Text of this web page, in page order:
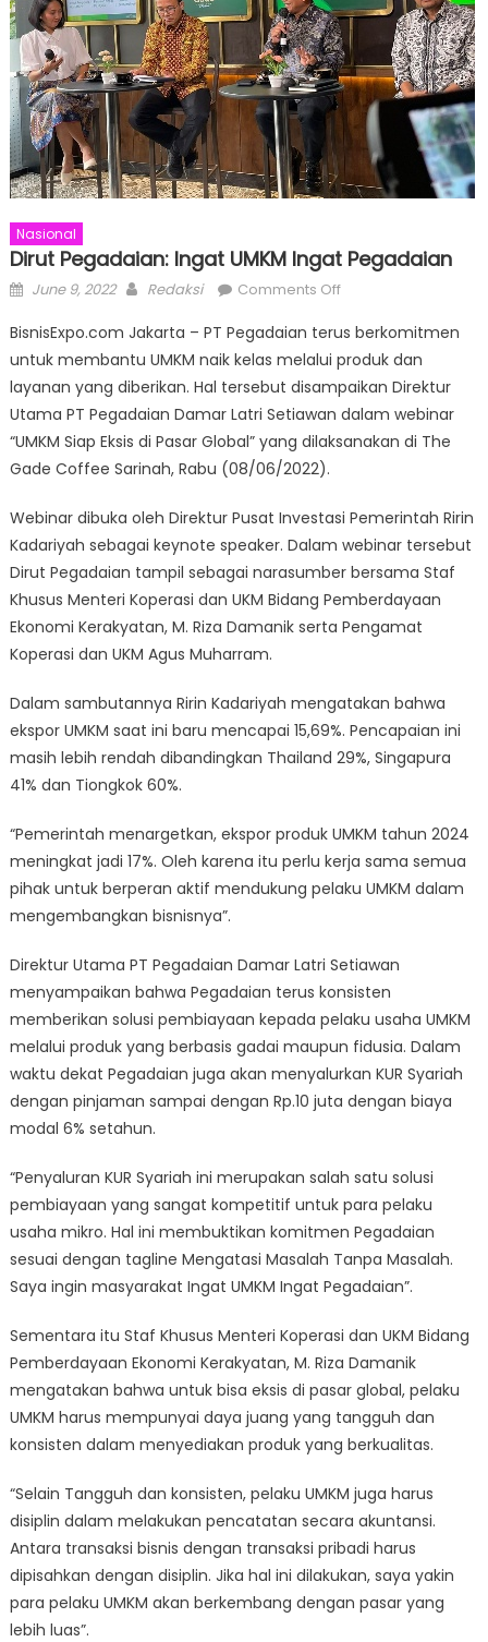
Nasional
Dirut Pegadaian: Ingat UMKM Ingat Pegadaian
Posted
June 9, 2022 Author
Redaksi Comments Offon
Pegadaian:
Ingat
UMKM
Ingat
Pegadaian
BisnisExpo.com Jakarta – PT Pegadaian terus berkomitmen
untuk membantu UMKM naik kelas melalui produk dan
layanan yang diberikan. Hal tersebut disampaikan Direktur
Utama PT Pegadaian Damar Latri Setiawan dalam webinar
“UMKM Siap Eksis di Pasar Global” yang dilaksanakan di The
Gade Coffee Sarinah, Rabu (08/06/2022).
Webinar dibuka oleh Direktur Pusat Investasi Pemerintah Ririn
Kadariyah sebagai keynote speaker. Dalam webinar tersebut
Dirut Pegadaian tampil sebagai narasumber bersama Staf
Khusus Menteri Koperasi dan UKM Bidang Pemberdayaan
Ekonomi Kerakyatan, M. Riza Damanik serta Pengamat
Koperasi dan UKM Agus Muharram.
Dalam sambutannya Ririn Kadariyah mengatakan bahwa
ekspor UMKM saat ini baru mencapai 15,69%. Pencapaian ini
masih lebih rendah dibandingkan Thailand 29%, Singapura
41% dan Tiongkok 60%.
“Pemerintah menargetkan, ekspor produk UMKM tahun 2024
meningkat jadi 17%. Oleh karena itu perlu kerja sama semua
pihak untuk berperan aktif mendukung pelaku UMKM dalam
mengembangkan bisnisnya”.
Direktur Utama PT Pegadaian Damar Latri Setiawan
menyampaikan bahwa Pegadaian terus konsisten
memberikan solusi pembiayaan kepada pelaku usaha UMKM
melalui produk yang berbasis gadai maupun fidusia. Dalam
waktu dekat Pegadaian juga akan menyalurkan KUR Syariah
dengan pinjaman sampai dengan Rp.10 juta dengan biaya
modal 6% setahun.
“Penyaluran KUR Syariah ini merupakan salah satu solusi
pembiayaan yang sangat kompetitif untuk para pelaku
usaha mikro. Hal ini membuktikan komitmen Pegadaian
sesuai dengan tagline Mengatasi Masalah Tanpa Masalah.
Saya ingin masyarakat Ingat UMKM Ingat Pegadaian”.
Sementara itu Staf Khusus Menteri Koperasi dan UKM Bidang
Pemberdayaan Ekonomi Kerakyatan, M. Riza Damanik
mengatakan bahwa untuk bisa eksis di pasar global, pelaku
UMKM harus mempunyai daya juang yang tangguh dan
konsisten dalam menyediakan produk yang berkualitas.
“Selain Tangguh dan konsisten, pelaku UMKM juga harus
disiplin dalam melakukan pencatatan secara akuntansi.
Antara transaksi bisnis dengan transaksi pribadi harus
dipisahkan dengan disiplin. Jika hal ini dilakukan, saya yakin
para pelaku UMKM akan berkembang dengan pasar yang
lebih luas”.